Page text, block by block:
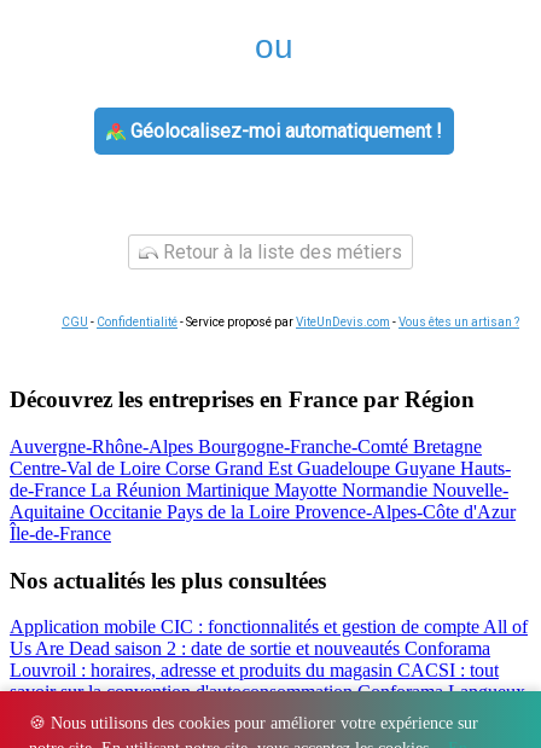
🍪 Nous utilisons des cookies pour améliorer votre expérience sur
ou
Géolocalisez-moi automatiquement !
Retour à la liste des métiers
CGU - Confidentialité- Service proposé parViteUnDevis.com -Vous êtes un artisan ?
Découvrez les entreprises en France par Région
Auvergne-Rhône-Alpes Bourgogne-Franche-Comté Bretagne
Centre-Val de Loire Corse Grand Est Guadeloupe Guyane Hauts-
de-France La Réunion Martinique Mayotte Normandie Nouvelle-
Aquitaine Occitanie Pays de la Loire Provence-Alpes-Côte d'Azur
Île-de-France
Nos actualités les plus consultées
Application mobile CIC : fonctionnalités et gestion de compte All of
Us Are Dead saison 2 : date de sortie et nouveautés Conforama
Louvroil : horaires, adresse et produits du magasin CACSI : tout
savoir sur la convention d'autoconsommationConforama Langueux
: horaires, adresse et avis du magasinFilbanque : gérer ses comptes
CIC en ligne facilement